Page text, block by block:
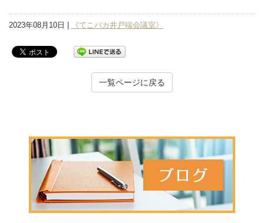
2023年08月10日 | 《てこパカ井戸端会議室》
一覧ページに戻る